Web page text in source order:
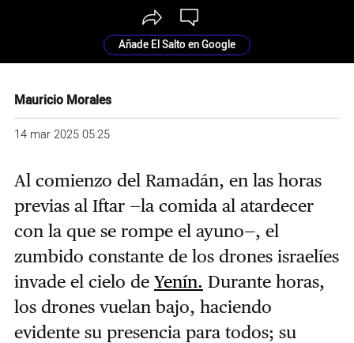
Añade El Salto en Google
Mauricio Morales
14 mar 2025 05:25
Al comienzo del Ramadán, en las horas
previas al Iftar —la comida al atardecer
con la que se rompe el ayuno—, el
zumbido constante de los drones israelíes
invade el cielo de Yenín. Durante horas,
los drones vuelan bajo, haciendo
evidente su presencia para todos; su